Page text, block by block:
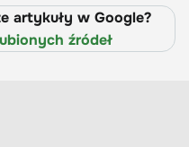
artykuły w Google?
źródeł